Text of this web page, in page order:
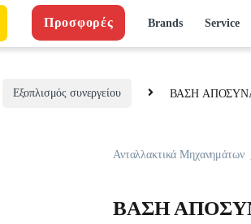
Προσφορές Brands Service
Εξοπλισμός συνεργείου BAΣH
Ανταλλακτικά Μηχανημάτων
BAΣH